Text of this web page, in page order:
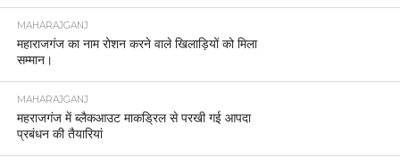
MAHARAJGANJ
महाराजगंज का नाम रोशन करने वाले खिलाड़ियों को मिला
सम्मान।
MAHARAJGANJ
महराजगंज में ब्लैकआउट माकड्रिल से परखी गई आपदा
प्रबंधन की तैयारियां